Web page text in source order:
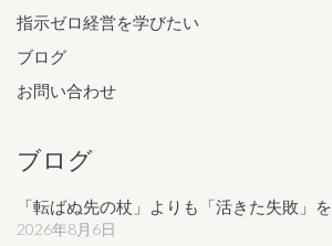
指示ゼロ経営を学びたい
ブログ
お問い合わせ
ブログ
「転ばぬ先の杖」よりも「活きた失敗」を
2026年8月6日